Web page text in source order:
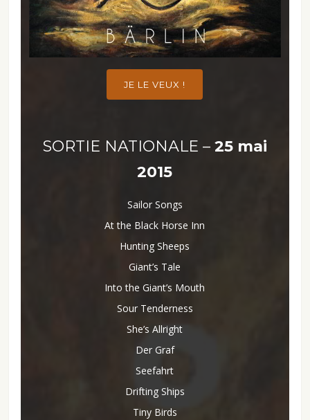
JE LE VEUX !
SORTIE NATIONALE – 25 mai
2015
Sailor Songs
At the Black Horse Inn
Hunting Sheeps
Giant’s Tale
Into the Giant’s Mouth
Sour Tenderness
She’s Allright
Der Graf
Seefahrt
Drifting Ships
Tiny Birds